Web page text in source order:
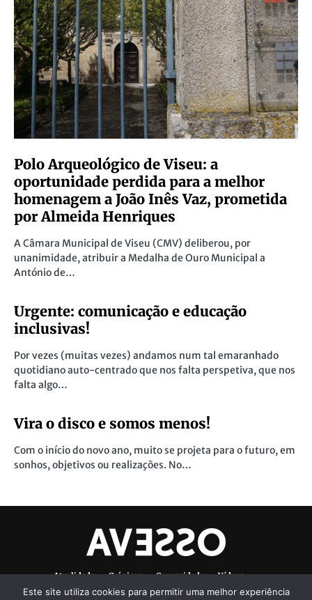
Polo Arqueológico de Viseu: a
oportunidade perdida para a melhor
homenagem a João Inês Vaz, prometida
por Almeida Henriques
A Câmara Municipal de Viseu (CMV) deliberou, por
unanimidade, atribuir a Medalha de Ouro Municipal a
António de…
Urgente: comunicação e educação
inclusivas!
Por vezes (muitas vezes) andamos num tal emaranhado
quotidiano auto-centrado que nos falta perspetiva, que nos
falta algo…
Vira o disco e somos menos!
Com o início do novo ano, muito se projeta para o futuro, em
sonhos, objetivos ou realizações. No…
Atualidade Crónicas Comunidade
Vídeos
Denúncias Ambientais
Ficha Técnica
Este site utiliza cookies para permitir uma melhor experiência